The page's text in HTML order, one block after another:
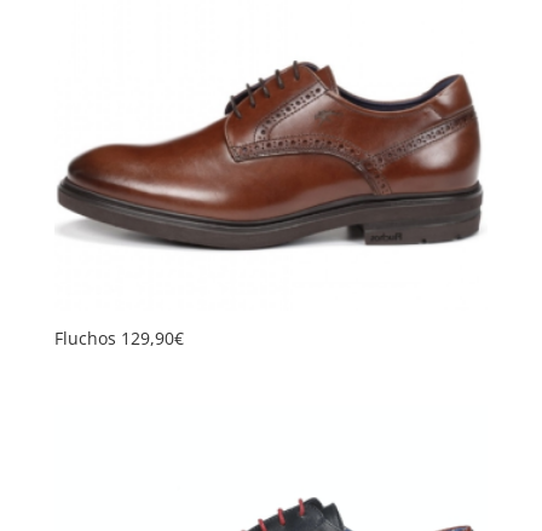
Fluchos 129,90€